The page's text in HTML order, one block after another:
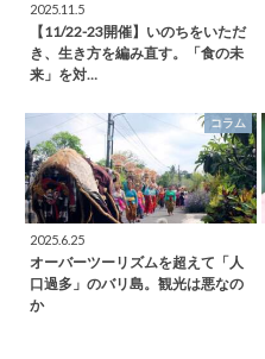
2025.11.5
【11/22-23開催】いのちをいただ
き、生き方を編み直す。「食の未
来」を対…
コラム
2025.6.25
オーバーツーリズムを超えて「人
口過多」のバリ島。観光は悪なの
か